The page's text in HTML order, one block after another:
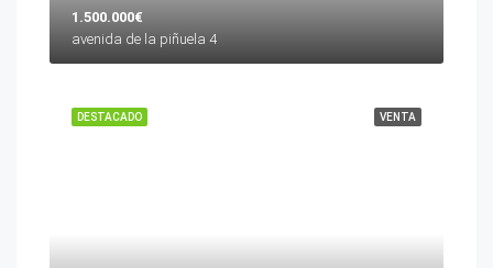
1.500.000€
avenida de la piñuela 4
VENTA
DESTACADO